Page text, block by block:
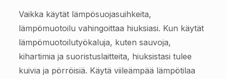
Vaikka käytät lämpösuojasuihkeita,
lämpömuotoilu vahingoittaa hiuksiasi. Kun käytät
lämpömuotoilutyökaluja, kuten sauvoja,
kihartimia ja suoristuslaitteita, hiuksistasi tulee
kuivia ja pörröisiä. Käytä viileämpää lämpötilaa